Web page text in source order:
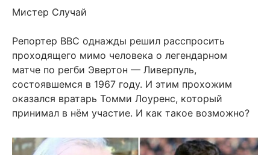
Мистер Случай
Репортер BBC однажды решил расспросить
проходящего мимо человека о легендарном
матче по регби Эвертон — Ливерпуль,
состоявшемся в 1967 году. И этим прохожим
оказался вратарь Томми Лоуренс, который
принимал в нём участие. И как такое возможно?